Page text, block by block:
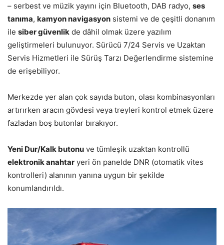
– serbest ve müzik yayını için Bluetooth, DAB radyo, ses
tanıma, kamyon navigasyon sistemi ve de çeşitli donanım
ile siber güvenlik de dâhil olmak üzere yazılım
geliştirmeleri bulunuyor. Sürücü 7/24 Servis ve Uzaktan
Servis Hizmetleri ile Sürüş Tarzı Değerlendirme sistemine
de erişebiliyor.
Merkezde yer alan çok sayıda buton, olası kombinasyonları
artırırken aracın gövdesi veya treyleri kontrol etmek üzere
fazladan boş butonlar bırakıyor.
Yeni Dur/Kalk butonu ve tümleşik uzaktan kontrollü
elektronik anahtar yeri ön panelde DNR (otomatik vites
kontrolleri) alanının yanına uygun bir şekilde
konumlandırıldı.